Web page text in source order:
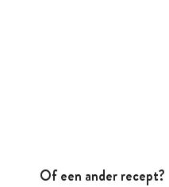
Of een ander recept?